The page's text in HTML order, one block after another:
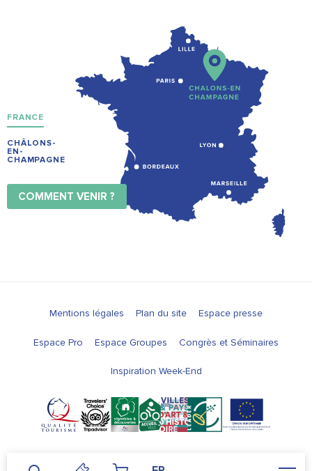
FRANCE
CHÂLONS-
EN-
CHAMPAGNE
COMMENT VENIR ?
Mentions légales Plan du site Espace presse
Espace Pro Espace Groupes Congrès et Séminaires
Inspiration Week-End